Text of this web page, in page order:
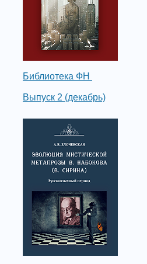
Библиотека ФН
Выпуск 2 (декабрь)